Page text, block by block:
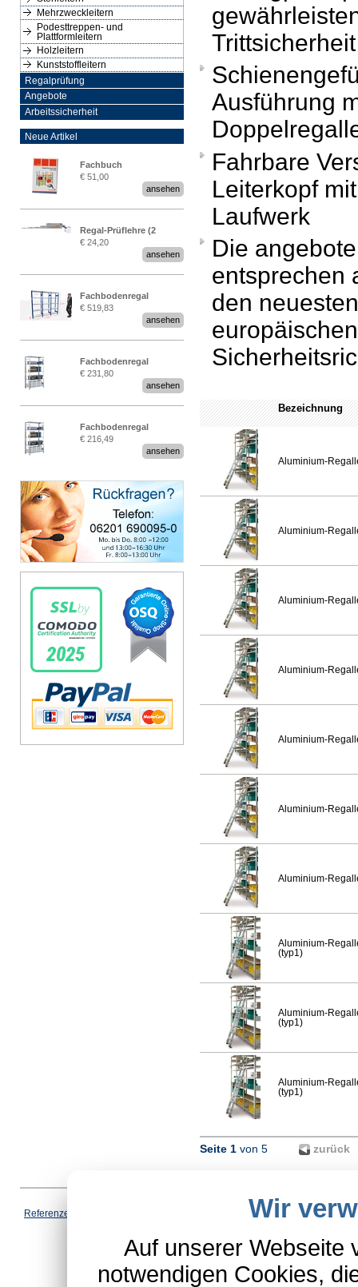
Mehrzweckleitern
Podesttreppen- und
Plattformleitern
Holzleitern
Kunststoffleitern
Regalprüfung
Angebote
Arbeitssicherheit
Neue Artikel
Fachbuch
„Regalprüfung nach DIN
€ 51,00
ansehen
Regal-Prüflehre (2
Stück)
€ 24,20
ansehen
Fachbodenregal
Stecksystem MultiPlus
2,25 Meter breit
€ 519,83
ansehen
Fachbodenregal
Stecksystem MultiPlus
€ 231,80
ansehen
Fachbodenregal
Stecksystem MultiPlus
€ 216,49
ansehen
Trittsicherheit
Ausführung
Fahrbare
Leiterkopf
Laufwerk
Die
entsprechen
den neuesten
europäischen
Bezeichnung
Aluminium-
Aluminium-
Aluminium-
Aluminium-
Aluminium-
Aluminium-
Aluminium-
Aluminium-
(typ1)
Aluminium-
(typ1)
Aluminium-
(typ1)
Seite 1 von 5 zurück
Referenzen Cookies | Vertrag
Wir
Auf unserer Webseite
notwendigen Cookies,